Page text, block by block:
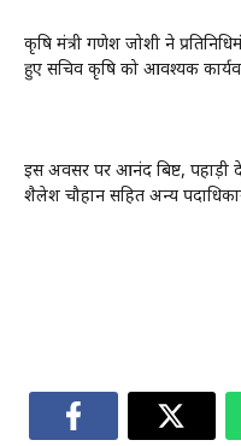
कृषि मंत्री गणेश जोशी ने
हुए सचिव कृषि को आवश्यक
इस अवसर पर आनंद बिष्ट, पहाड़ी
शैलेश चौहान सहित अन्य